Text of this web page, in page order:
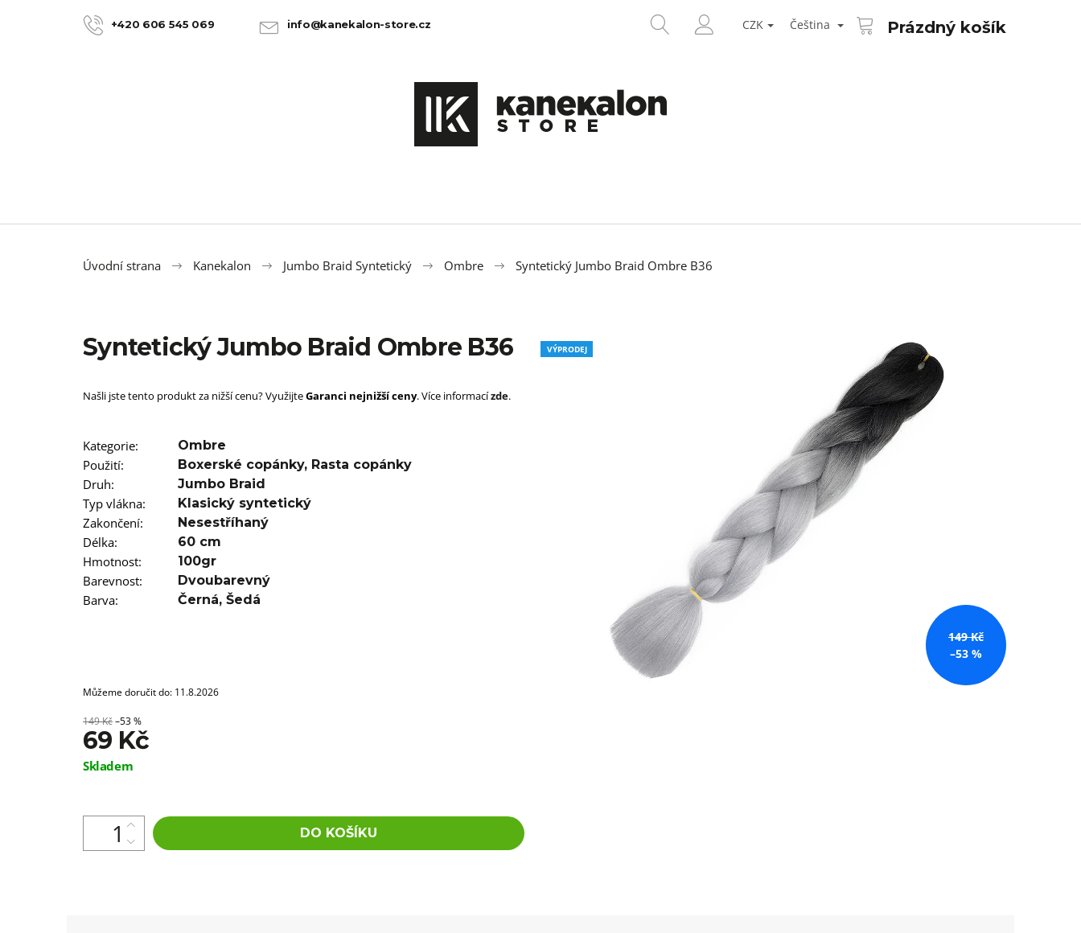
+420 606 545 069 info@kanekalon-store.cz
HLEDAT
CZK Čeština NÁKUPNÍ
KOŠÍK
Prázdný košík
Úvodní strana Kanekalon Jumbo Braid Syntetický Ombre Syntetický Jumbo Braid Ombre B36
Syntetický Jumbo Braid Ombre B36 VÝPRODEJ
149 Kč
–53 %
Našli jste tento produkt za nižší cenu? VyužijteGaranci nejnižší ceny. Více informacízde.
Kategorie: Ombre
Použití: Boxerské copánky, Rasta copánky
Druh: Jumbo Braid
Typ vlákna: Klasický syntetický
Zakončení: Nesestříhaný
Délka: 60 cm
Hmotnost: 100gr
Barevnost: Dvoubarevný
Barva: Černá, Šedá
Můžeme doručit do: 11.8.2026
149 Kč–53 %
69 Kč
Měrná
Skladem
DO KOŠÍKU
Co potřebujete najít?
100% JUMBO BRAID KANEKALON 22
SUPERBRAID
Původně:149 Kč
100% EZ KANEKALON 1